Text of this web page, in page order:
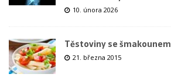
10. února 2026
Těstoviny se šmakounem
21. března 2015